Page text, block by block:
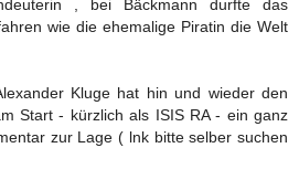
, bei Bäckmann durfte das
wie die ehemalige Piratin die Welt
Kluge hat hin und wieder den
Start - kürzlich als ISIS RA - ein ganz
zur Lage ( lnk bitte selber suchen